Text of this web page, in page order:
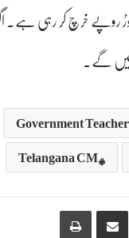
خرچ کر رہی ہے۔ اگر
گے۔
Government
Telangana CM
Share via Email
Print